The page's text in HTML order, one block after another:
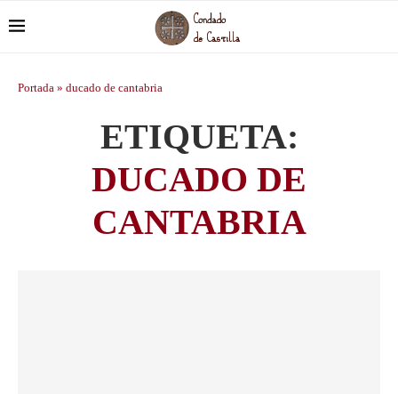
Portada » ducado de cantabria
ETIQUETA:
DUCADO DE
CANTABRIA